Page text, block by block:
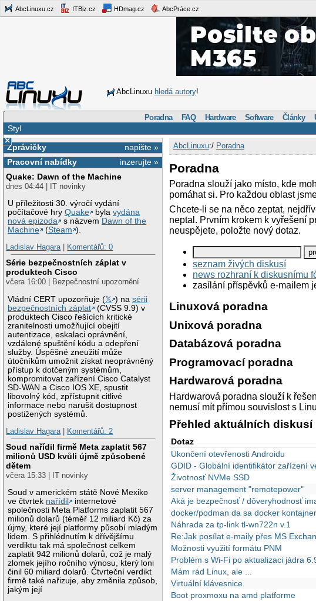
AbcLinuxu.cz ITBiz.cz HDmag.cz AbcPráce.cz
AbcLinuxu hledá autory!
Poradna FAQ Hardware Software Články
Styl
×
napište »
Zprávičky
inzerujte »
Pracovní nabídky
Quake: Dawn of the Machine
dnes 04:44 | IT novinky
U příležitosti 30. výročí vydání
počítačové hryQuake bylavydána
nová epizoda
s názvem Dawn of the
Machine
(Steam ).
Ladislav Hagara| Komentářů: 0
Série bezpečnostních záplat v
produktech Cisco
včera 16:00 | Bezpečnostní upozornění
Vládní CERT upozorňuje (𝕏 ) nasérii
bezpečnostních záplat
(CVSS 9.9) v
produktech Cisco řešících kritické
zranitelnosti umožňující obejití
autentizace, eskalaci oprávnění,
vzdálené spuštění kódu a odepření
služby. Úspěšné zneužití může
útočníkům umožnit získat neoprávněný
přístup k dotčeným systémům,
kompromitovat zařízení Cisco Catalyst
SD-WAN a Cisco IOS XE, spustit
libovolný kód, zpřístupnit citlivé
informace nebo narušit dostupnost
postižených systémů.
Ladislav Hagara| Komentářů: 2
Soud nařídil firmě Meta zaplatit 567
milionů USD kvůli újmě způsobené
dětem
včera 15:33 | IT novinky
Soud v americkém státě Nové Mexiko
ve čtvrtek nařídil
internetové
společnosti Meta Platforms zaplatit 567
milionů dolarů (téměř 12 miliard Kč) za
újmy, které její platformy působí mladým
lidem. S přihlédnutím k dřívějšímu
verdiktu tak má společnost celkem
zaplatit 942 milionů dolarů, což je malý
zlomek jejího ročního výnosu, který loni
činil 60 miliard dolarů. Čtvrteční verdikt
firmě také nařizuje, aby změnila způsob,
jakým její
AbcLinuxu:/ Poradna
Poradna
Poradna slouží jako místo, kde
pomáhat si. Pro každou oblast
Chcete-li se na něco zeptat,
neptal. Prvním krokem k vyřešení
neuspějete, položte nový dotaz.
seznam živých diskusí
news rozhraní k diskusnímu
zasílání příspěvků e-mailem
Linuxová poradna
Unixová poradna
Databázová poradna
Programovací poradna
Hardwarová poradna
Hardwarová poradna slouží k
nemusí mít přímou souvislost s
Přehled aktuálních diskusí
Dotaz
Ukončení otevřenosti Androidu
GDID - Globální identifikátor zařízení
Životnosť NVMe SSD
server management "remotepower"
Aká je bezpečnosť / dôveryhodnosť
docker/podman da sa docker
Náhrada za tp-link tl-wn722n v.1
Re:Jak posílat e-maily přes MS
Možnosti využití formátu PNM
Problém s Wi-Fi po aktualizaci jádra
Mám rád Linux, ale ...
Virtuální klávesnice
Boot proxmoxu na amd platforme